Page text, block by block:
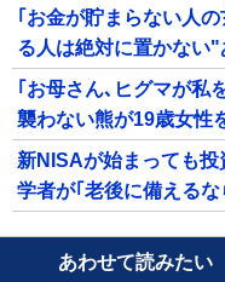
｢お金が貯まらない人
る人は絶対に置かない
｢お母さん､ヒグマが私
襲わない熊が19歳女性
新NISAが始まっても
学者が｢老後に備える
あわせて読みたい